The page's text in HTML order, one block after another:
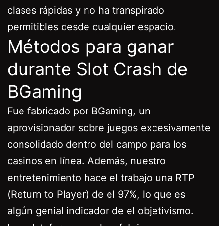
clases rápidas y no ha transpirado
permitibles desde cualquier espacio.
Métodos para ganar
durante Slot Crash de
BGaming
Fue fabricado por BGaming, un
aprovisionador sobre juegos excesivamente
consolidado dentro del campo para los
casinos en línea. Además, nuestro
entretenimiento hace el trabajo una RTP
(Return to Player) de el 97%, lo que es
algún genial indicador de el objetivismo.